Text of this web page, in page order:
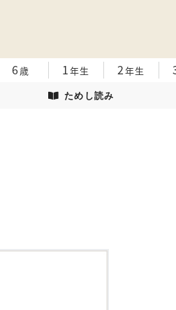
6歳 1年生 2年生
ためし読み